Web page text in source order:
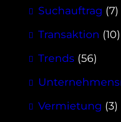
Suchauftrag (7)
Transaktion (10)
Trends (56)
Vermietung (3)